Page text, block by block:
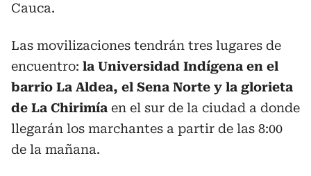
Cauca.
Las movilizaciones tendrán tres lugares de
encuentro: la Universidad Indígena en el
barrio La Aldea, el Sena Norte y la glorieta
de La Chirimía en el sur de la ciudad a donde
llegarán los marchantes a partir de las 8:00
de la mañana.